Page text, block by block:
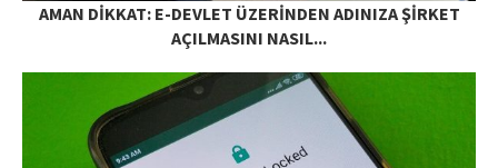
AMAN DIKKAT: E-DEVLET ÜZERINDEN ADINIZA ŞIRKET
AÇILMASINI NASIL...